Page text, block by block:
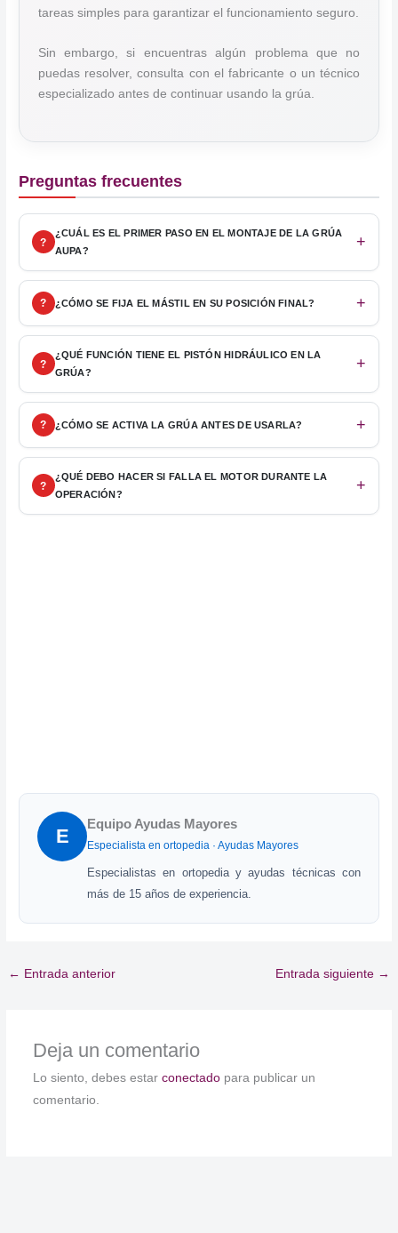
tareas simples para garantizar el funcionamiento seguro.
Sin embargo, si encuentras algún problema que no
puedas resolver, consulta con el fabricante o un técnico
especializado antes de continuar usando la grúa.
Preguntas frecuentes
¿CUÁL ES EL PRIMER PASO EN EL MONTAJE DE LA GRÚA
AUPA?
¿CÓMO SE FIJA EL MÁSTIL EN SU POSICIÓN FINAL?
¿QUÉ FUNCIÓN TIENE EL PISTÓN HIDRÁULICO EN LA
GRÚA?
¿CÓMO SE ACTIVA LA GRÚA ANTES DE USARLA?
¿QUÉ DEBO HACER SI FALLA EL MOTOR DURANTE LA
OPERACIÓN?
E
Equipo Ayudas Mayores
Especialista en ortopedia · Ayudas Mayores
Especialistas en ortopedia y ayudas técnicas con
más de 15 años de experiencia.
← Entrada anterior Entrada siguiente →
Deja un comentario
Lo siento, debes estar conectadopara publicar un
comentario.